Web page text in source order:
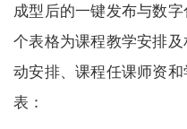
成型后的一键发布与数
个表格为课程教学安排
动安排、课程任课师资
表：